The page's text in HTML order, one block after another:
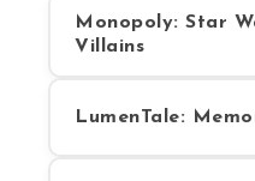
Monopoly: Star
Villains
LumenTale: